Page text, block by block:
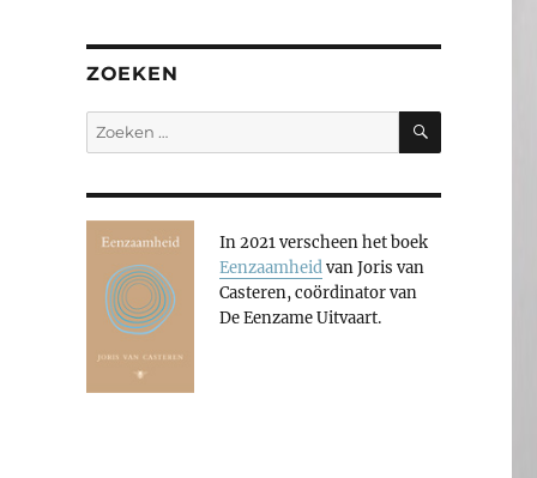
ZOEKEN
Zoeken
naar:
ZOEKEN
In 2021 verscheen het boek
Eenzaamheidvan Joris van
Casteren, coördinator van
De Eenzame Uitvaart.